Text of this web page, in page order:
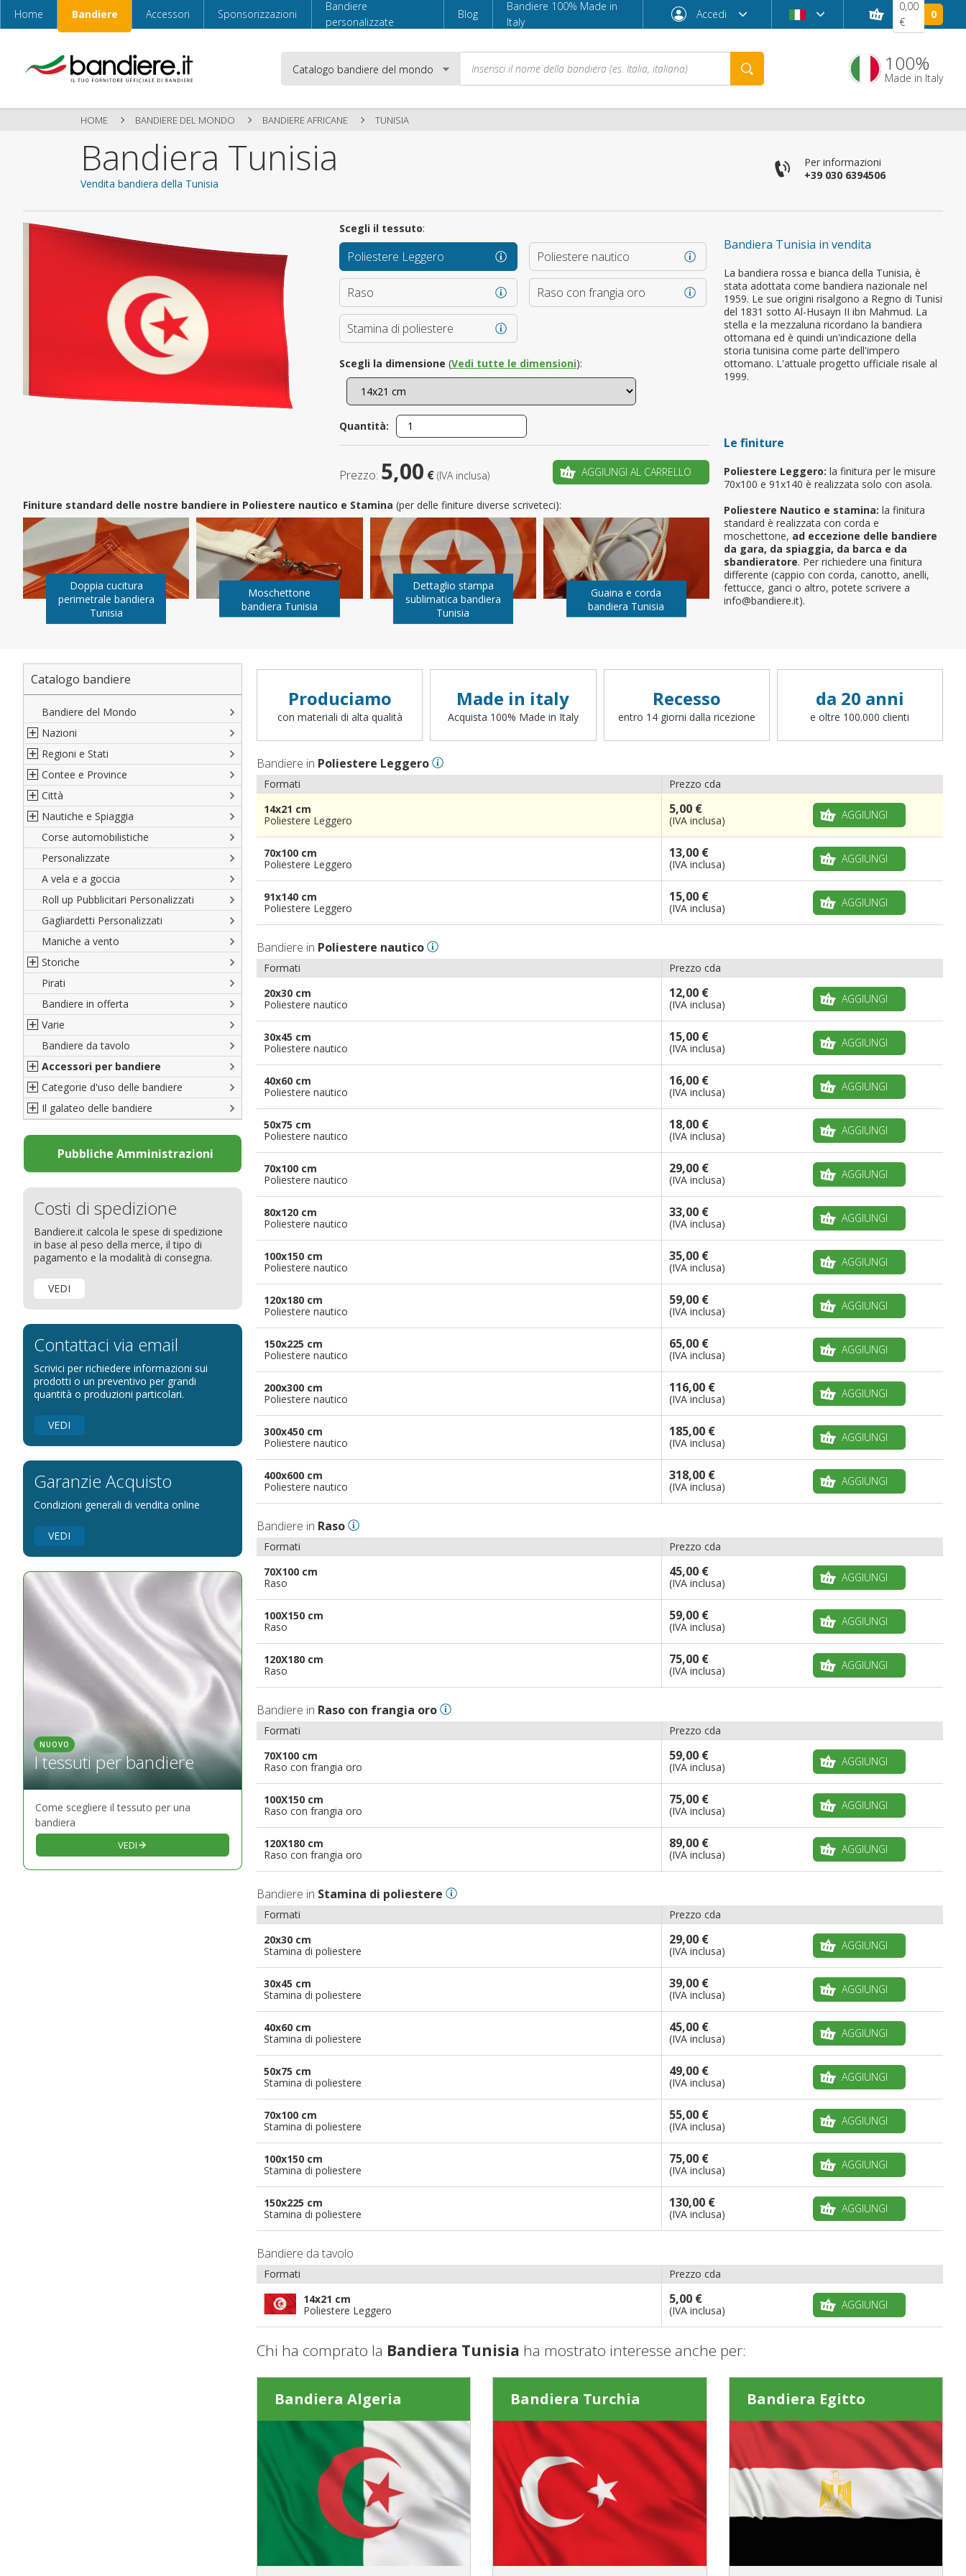
Home Bandiere Accessori Sponsorizzazioni
Bandiere
personalizzate
Blog
Bandiere 100% Made in
Italy
Accedi
Accedi
È il tuo primo ordine?
CREA UN NUOVO ACCOUNT
0,00
€
0
100%
Made in Italy
HOME BANDIERE DEL MONDO BANDIERE AFRICANE TUNISIA
Bandiera Tunisia
Vendita bandiera della Tunisia
Per informazioni
+39 030 6394506
Bandiera Tunisia in vendita
La bandiera rossa e bianca della Tunisia, è
stata adottata come bandiera nazionale nel
1959. Le sue origini risalgono a Regno di Tunisi
del 1831 sotto Al-Husayn II ibn Mahmud. La
stella e la mezzaluna ricordano la bandiera
ottomana ed è quindi un'indicazione della
storia tunisina come parte dell'impero
ottomano. L'attuale progetto ufficiale risale al
1999.
Le finiture
Poliestere Leggero: la finitura per le misure
70x100 e 91x140 è realizzata solo con asola.
Poliestere Nautico e stamina: la finitura
standard è realizzata con corda e
moschettone, ad eccezione delle bandiere
da gara, da spiaggia, da barca e da
sbandieratore. Per richiedere una finitura
differente (cappio con corda, canotto, anelli,
fettucce, ganci o altro, potete scrivere a
info@bandiere.it).
Scegli il tessuto:
Poliestere Leggero Poliestere nautico
Raso Raso con frangia oro
Stamina di poliestere
Scegli la dimensione (Vedi tutte le dimensioni):
Quantità:
Prezzo: 5,00 € (IVA inclusa) AGGIUNGI AL CARRELLO
Finiture standard delle nostre bandiere in Poliestere nautico e Stamina (per delle finiture diverse scriveteci):
Doppia cucitura
perimetrale bandiera
Tunisia
Moschettone
bandiera Tunisia
Dettaglio stampa
sublimatica bandiera
Tunisia
Guaina e corda
bandiera Tunisia
Catalogo bandiere
Bandiere del Mondo
Nazioni
Nord America
Sud America
Europa
Africa
Asia
Oceania
Regioni e Stati
Regioni italiane
Territori Italiani
Stati USA
Francesi
Spagnole
Austriache
Tedesche
Regioni varie
Contee e Province
Cantoni Svizzeri
Province Italiane
Province Spagnole
Francia d'oltremare
Territori britannici d'oltremare
Varie Province del Mondo
Città
Città Italiane
Città spagnole
Città francesi
Città del mondo
Nautiche e Spiaggia
Militari e Mercantili
Codice internazionale nautico
Gran Pavese
Da spiaggia
Di cortesia
Corse automobilistiche
Personalizzate
A vela e a goccia
Roll up Pubblicitari Personalizzati
Gagliardetti Personalizzati
Maniche a vento
Storiche
Italiane
Porte di Milano
Francesi
Americane
Britanniche
Resto del Mondo
Pirati
Bandiere in offerta
Varie
Bandiere del CICAP - Think Deep
Bandiere di Orgoglio Bresciano
Organizzazioni internazionali
Diplomatiche
Bandiere Pubblicitarie
Natale e altre festività
Bandiere etniche e religiose
Bandiere da tavolo
Accessori per bandiere
Accessori per bandiere
Accessori per bandiere da tavolo
Categorie d'uso delle bandiere
Bandiere segnavento
Bandiere per sbandieratori
Bandiere per barche
Bandiere per hotel
Bandiere per eventi
Bandiere per biciclette
Bandiere per autosaloni
Bandiere Palio
Bandiere per enti pubblici
Bandiere per riserve naturali e parchi
Bandiere per musicisti
Bandiere per feste
pennoni per bandiere
Il galateo delle bandiere
La bandiera
Come disporre le bandiere
Dimensioni delle bandiere
Come piegare il tricolore
Pubbliche Amministrazioni
Costi di spedizione
Bandiere.it calcola le spese di spedizione
in base al peso della merce, il tipo di
pagamento e la modalità di consegna.
VEDI
Contattaci via email
Scrivici per richiedere informazioni sui
prodotti o un preventivo per grandi
quantità o produzioni particolari.
VEDI
Garanzie Acquisto
Condizioni generali di vendita online
VEDI
NUOVO
I tessuti per bandiere
Come scegliere il tessuto per una
bandiera
VEDI
Produciamo
con materiali di alta qualità
Made in italy
Acquista 100% Made in Italy
Recesso
entro 14 giorni dalla ricezione
da 20 anni
e oltre 100.000 clienti
Bandiere in Poliestere Leggero
Formati
Prezzo cda
14x21 cm
Poliestere Leggero
5,00 €
(IVA inclusa) AGGIUNGI
70x100 cm
Poliestere Leggero
13,00 €
(IVA inclusa) AGGIUNGI
91x140 cm
Poliestere Leggero
15,00 €
(IVA inclusa) AGGIUNGI
Bandiere in Poliestere nautico
Formati
Prezzo cda
20x30 cm
Poliestere nautico
12,00 €
(IVA inclusa) AGGIUNGI
30x45 cm
Poliestere nautico
15,00 €
(IVA inclusa) AGGIUNGI
40x60 cm
Poliestere nautico
16,00 €
(IVA inclusa) AGGIUNGI
50x75 cm
Poliestere nautico
18,00 €
(IVA inclusa) AGGIUNGI
70x100 cm
Poliestere nautico
29,00 €
(IVA inclusa) AGGIUNGI
80x120 cm
Poliestere nautico
33,00 €
(IVA inclusa) AGGIUNGI
100x150 cm
Poliestere nautico
35,00 €
(IVA inclusa) AGGIUNGI
120x180 cm
Poliestere nautico
59,00 €
(IVA inclusa) AGGIUNGI
150x225 cm
Poliestere nautico
65,00 €
(IVA inclusa) AGGIUNGI
200x300 cm
Poliestere nautico
116,00 €
(IVA inclusa) AGGIUNGI
300x450 cm
Poliestere nautico
185,00 €
(IVA inclusa) AGGIUNGI
400x600 cm
Poliestere nautico
318,00 €
(IVA inclusa) AGGIUNGI
Bandiere in Raso
Formati
Prezzo cda
70X100 cm
Raso
45,00 €
(IVA inclusa) AGGIUNGI
100X150 cm
Raso
59,00 €
(IVA inclusa) AGGIUNGI
120X180 cm
Raso
75,00 €
(IVA inclusa) AGGIUNGI
Bandiere in Raso con frangia oro
Formati
Prezzo cda
70X100 cm
Raso con frangia oro
59,00 €
(IVA inclusa) AGGIUNGI
100X150 cm
Raso con frangia oro
75,00 €
(IVA inclusa) AGGIUNGI
120X180 cm
Raso con frangia oro
89,00 €
(IVA inclusa) AGGIUNGI
Bandiere in Stamina di poliestere
Formati
Prezzo cda
20x30 cm
Stamina di poliestere
29,00 €
(IVA inclusa) AGGIUNGI
30x45 cm
Stamina di poliestere
39,00 €
(IVA inclusa) AGGIUNGI
40x60 cm
Stamina di poliestere
45,00 €
(IVA inclusa) AGGIUNGI
50x75 cm
Stamina di poliestere
49,00 €
(IVA inclusa) AGGIUNGI
70x100 cm
Stamina di poliestere
55,00 €
(IVA inclusa) AGGIUNGI
100x150 cm
Stamina di poliestere
75,00 €
(IVA inclusa) AGGIUNGI
150x225 cm
Stamina di poliestere
130,00 €
(IVA inclusa) AGGIUNGI
Bandiere da tavolo
Formati
Prezzo cda
14x21 cm
Poliestere Leggero
5,00 €
(IVA inclusa) AGGIUNGI
Chi ha comprato la Bandiera Tunisia ha mostrato interesse anche per:
Bandiera Algeria Bandiera Turchia Bandiera Egitto